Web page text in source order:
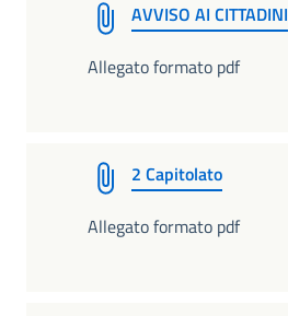
AVVISO AI CITTADINI
Allegato formato pdf
2 Capitolato
Allegato formato pdf